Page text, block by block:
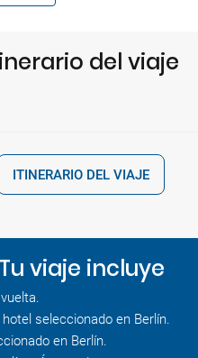
del viaje
ITINERARIO DEL VIAJE
Tu viaje incluye
seleccionado en Berlín.
en Berlín.